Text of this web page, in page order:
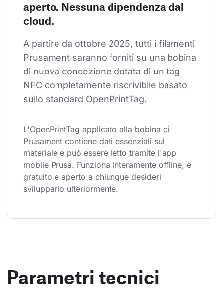
aperto. Nessuna dipendenza dal
cloud.
A partire da ottobre 2025, tutti i filamenti
Prusament saranno forniti su una bobina
di nuova concezione dotata di un tag
NFC completamente riscrivibile basato
sullo standard OpenPrintTag.
L'OpenPrintTag applicato alla bobina di
Prusament contiene dati essenziali sul
materiale e può essere letto tramite l'app
mobile Prusa. Funziona interamente offline, è
gratuito e aperto a chiunque desideri
svilupparlo ulteriormente.
Parametri tecnici